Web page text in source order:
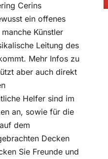
Cerins
ein offenes
Künstler
Leitung des
Mehr Infos zu
aber auch direkt
Helfer sind im
an, sowie für die
dem
Decken
Sie Freunde und